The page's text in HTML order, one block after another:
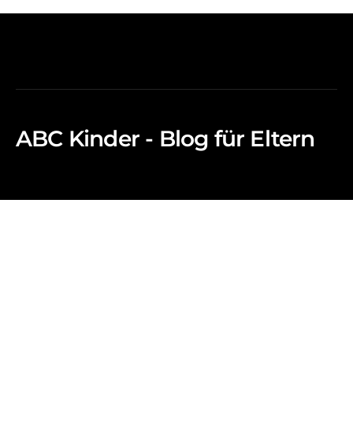
ABC Kinder - Blog für Eltern